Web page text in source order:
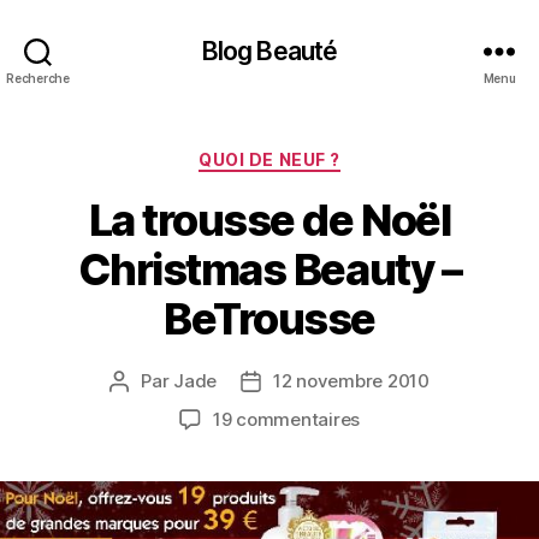
Recherche
Blog Beauté
Menu
Catégories
QUOI DE NEUF ?
La trousse de Noël
Christmas Beauty –
BeTrousse
Auteur
Par Jade
Date12 novembre 2010
19 commentairessur
de
Noël